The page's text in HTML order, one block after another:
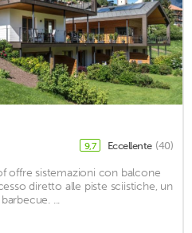
9,7 Eccellente (40)
offre sistemazioni con balcone
diretto alle piste sciistiche, un
...